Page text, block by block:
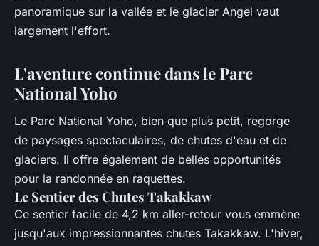
panoramique sur la vallée et le glacier Angel vaut
largement l'effort.
L'aventure continue dans le Parc
National Yoho
Le Parc National Yoho, bien que plus petit, regorge
de paysages spectaculaires, de chutes d'eau et de
glaciers. Il offre également de belles opportunités
pour la randonnée en raquettes.
Le Sentier des Chutes Takakkaw
Ce sentier facile de 4,2 km aller-retour vous emmène
jusqu'aux impressionnantes chutes Takakkaw. L'hiver,